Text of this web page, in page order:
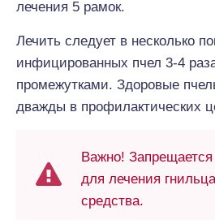
лечения 5 рамок.
Лечить следует в несколько
инфицированных пчел 3-4
промежутками. Здоровые
дважды в профилактических
Важно! Запрещается
для лечения
средства.